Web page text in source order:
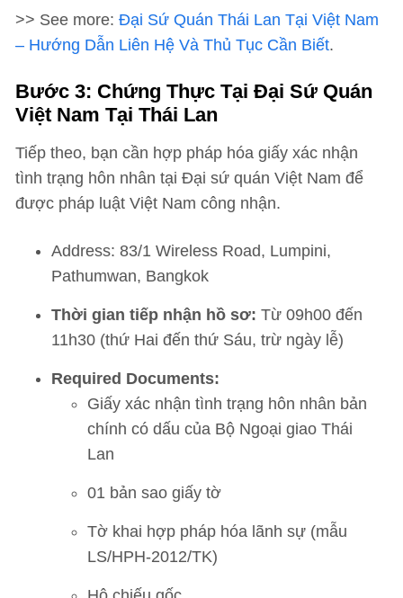
>> See more: Đại Sứ Quán Thái Lan Tại Việt Nam
– Hướng Dẫn Liên Hệ Và Thủ Tục Cần Biết.
Bước 3: Chứng Thực Tại Đại Sứ Quán
Việt Nam Tại Thái Lan
Tiếp theo, bạn cần hợp pháp hóa giấy xác nhận
tình trạng hôn nhân tại Đại sứ quán Việt Nam để
được pháp luật Việt Nam công nhận.
Address: 83/1 Wireless Road, Lumpini,
Pathumwan, Bangkok
Thời gian tiếp nhận hồ sơ: Từ 09h00 đến
11h30 (thứ Hai đến thứ Sáu, trừ ngày lễ)
Required Documents:
Giấy xác nhận tình trạng hôn nhân bản
chính có dấu của Bộ Ngoại giao Thái
Lan
01 bản sao giấy tờ
Tờ khai hợp pháp hóa lãnh sự (mẫu
LS/HPH-2012/TK)